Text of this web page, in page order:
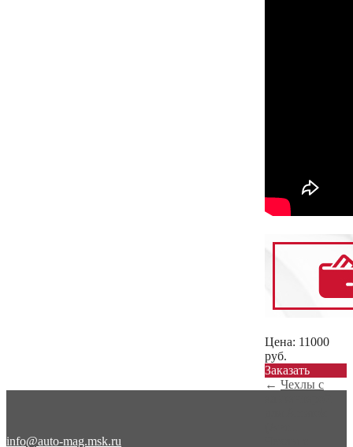
Цена: 11000
руб.
Заказать
← Чехлы с
info@auto-mag.msk.ru